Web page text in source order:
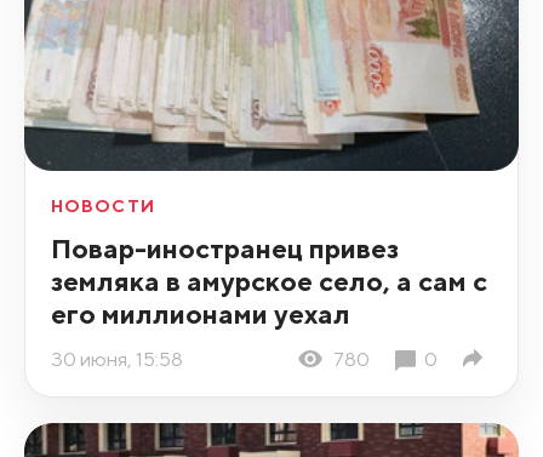
НОВОСТИ
Повар-иностранец привез
земляка в амурское село, а сам с
его миллионами уехал
30 июня, 15:58 780 0